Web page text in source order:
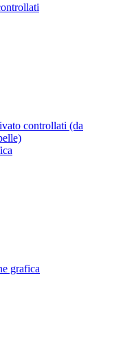
controllati (da
grafica